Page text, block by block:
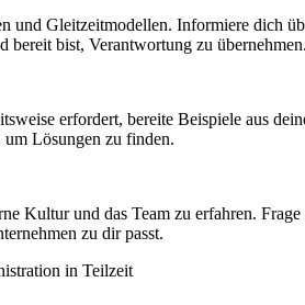
und Gleitzeitmodellen. Informiere dich
bereit bist, Verantwortung zu übernehmen.
erfordert, bereite Beispiele aus
um Lösungen zu finden.
Kultur und das Team zu erfahren.
zu dir passt.
in Teilzeit